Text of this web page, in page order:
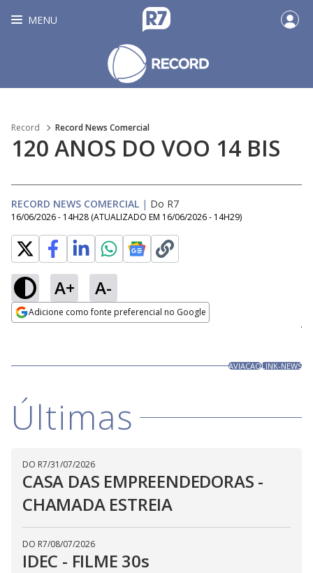
MENU
Record Record News Comercial
120 ANOS DO VOO 14 BIS
RECORD NEWS COMERCIAL | Do R7
16/06/2026 - 14H28 (ATUALIZADO EM 16/06/2026 - 14H29)
A+ A-
Adicione como fonte preferencial no Google
Ativar
Loaded
37.57%
AVIACAOLINK-NEWS
Últimas
DO R7/31/07/2026
CASA DAS EMPREENDEDORAS -
CHAMADA ESTREIA
DO R7/08/07/2026
IDEC - FILME 30s